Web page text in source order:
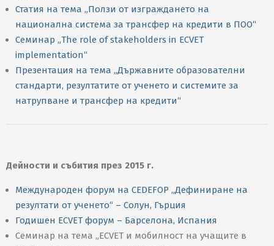
Статия на тема „Ползи от изграждането на
национална система за трансфер на кредити в ПОО“
Семинар „The role of stakeholders in ECVET
implementation“
Презентация на тема „Държавните образователни
стандарти, резултатите от ученето и системите за
натрупване и трансфер на кредити“
Дейности и събития през 2015 г.
Международен форум на CEDEFOP „Дефиниране на
резултати от ученето“ – Солун, Гърция
Годишен ECVET форум – Барселона, Испания
Семинар на тема „ECVET и мобилност на учащите в